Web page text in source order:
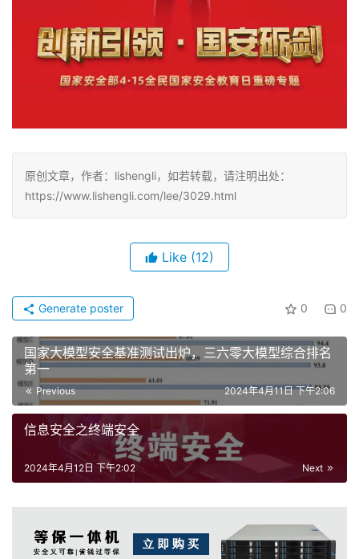
原创文章，作者：lishengli，如若转载，请注明出处：
https://www.lishengli.com/lee/3029.html
Like (12)
0 0
Generate poster
国家大模型安全基准测试出炉，三六零大模型综合排名
第一
Previous 2024年4月11日 下午2:06
信息安全之终端安全
Next
2024年4月12日 下午2:02